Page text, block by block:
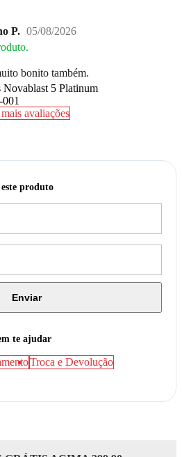
P. 05/08/2026
bonito também.
Novablast 5 Platinum
avaliações
produto
Enviar
te ajudar
Troca e Devolução